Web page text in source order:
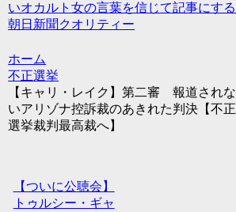
いオカルト女の言葉を信じて記事にする
朝日新聞クオリティー
ホーム
不正選挙
【キャリ・レイク】第二審 報道されな
いアリゾナ控訴裁のあきれた判決【不正
選挙裁判最高裁へ】
【ついに公聴会】
トゥルシー・ギャ